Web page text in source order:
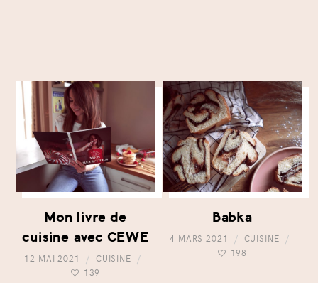
Mon livre de
cuisine avec CEWE
12 MAI 2021
CUISINE
139
Babka
4 MARS 2021
CUISINE
198